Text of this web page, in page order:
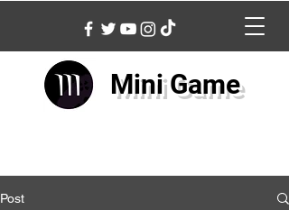
Mini Game
Post